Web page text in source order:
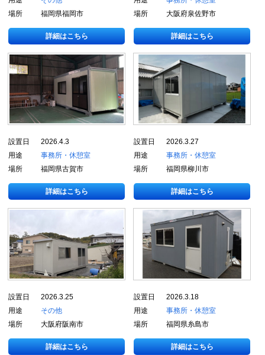
場所
福岡県福岡市
詳細はこちら
場所
大阪府泉佐野市
詳細はこちら
設置日
2026.4.3
用途
事務所・休憩室
場所
福岡県古賀市
詳細はこちら
設置日
2026.3.27
用途
事務所・休憩室
場所
福岡県柳川市
詳細はこちら
設置日
2026.3.25
用途
その他
場所
大阪府阪南市
詳細はこちら
設置日
2026.3.18
用途
事務所・休憩室
場所
福岡県糸島市
詳細はこちら